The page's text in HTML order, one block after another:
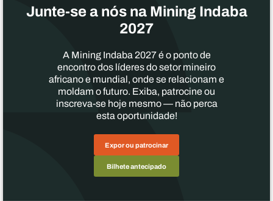
Junte-se a nós na Mining Indaba
2027
A Mining Indaba 2027 é o ponto de
encontro dos líderes do setor mineiro
africano e mundial, onde se relacionam e
moldam o futuro. Exiba, patrocine ou
inscreva-se hoje mesmo — não perca
esta oportunidade!
Expor ou patrocinar
Bilhete antecipado